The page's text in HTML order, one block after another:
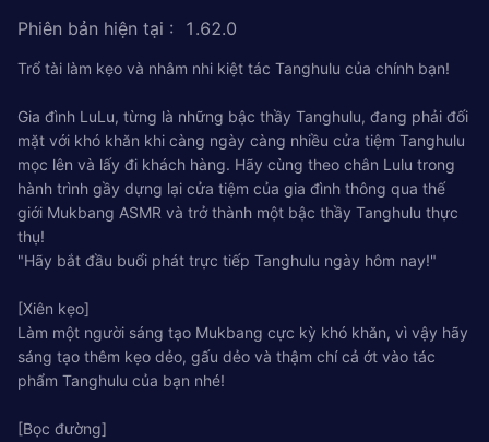
Phiên bản hiện tại : 1.62.0
Trổ tài làm kẹo và nhâm nhi kiệt tác Tanghulu của chính bạn!
Gia đình LuLu, từng là những bậc thầy Tanghulu, đang phải đối
mặt với khó khăn khi càng ngày càng nhiều cửa tiệm Tanghulu
mọc lên và lấy đi khách hàng. Hãy cùng theo chân Lulu trong
hành trình gầy dựng lại cửa tiệm của gia đình thông qua thế
giới Mukbang ASMR và trở thành một bậc thầy Tanghulu thực
thụ!
"Hãy bắt đầu buổi phát trực tiếp Tanghulu ngày hôm nay!"
[Xiên kẹo]
Làm một người sáng tạo Mukbang cực kỳ khó khăn, vì vậy hãy
sáng tạo thêm kẹo dẻo, gấu dẻo và thậm chí cả ớt vào tác
phẩm Tanghulu của bạn nhé!
[Bọc đường]